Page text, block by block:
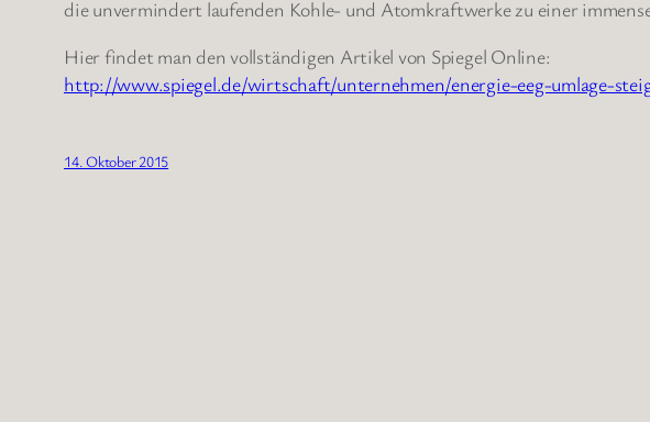
die unvermindert laufenden Kohle- und Atomkraftwerke zu einer
Hier findet man den vollständigen Artikel von Spiegel Online:
http://www.spiegel.de/wirtschaft/unternehmen/energie-eeg-umlage-
14. Oktober 2015